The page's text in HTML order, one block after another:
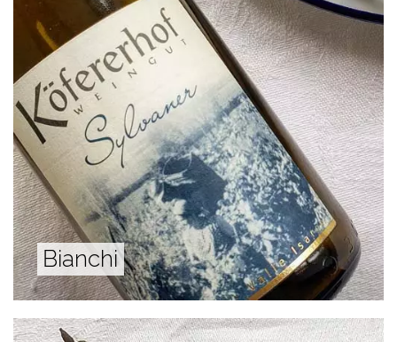
Bianchi